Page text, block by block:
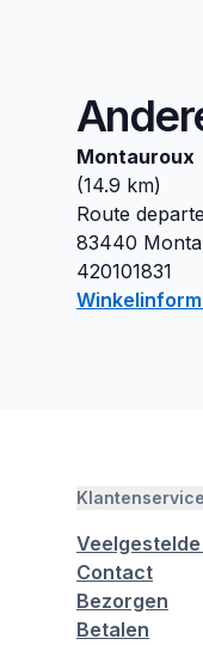
Montauroux
(14.9 km)
Route
83440
420101831
Klantenservice
Contact
Bezorgen
Betalen